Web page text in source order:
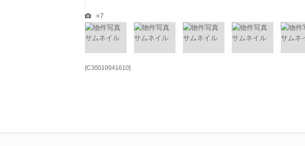
×7
[C30010041610]